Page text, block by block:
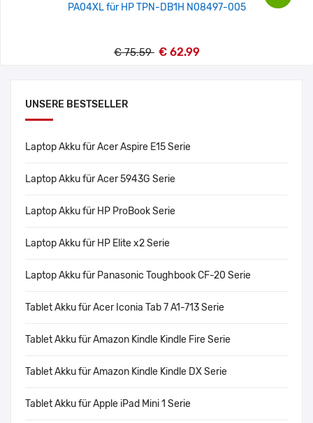
UNSERE BESTSELLER
Laptop Akku für Acer Aspire E15 Serie
Laptop Akku für Acer 5943G Serie
Laptop Akku für HP ProBook Serie
Laptop Akku für HP Elite x2 Serie
Laptop Akku für Panasonic Toughbook CF-20 Serie
Tablet Akku für Acer Iconia Tab 7 A1-713 Serie
Tablet Akku für Amazon Kindle Kindle Fire Serie
Tablet Akku für Amazon Kindle Kindle DX Serie
Tablet Akku für Apple iPad Mini 1 Serie
PA04XL für HP TPN-DB1H N08497-005
€ 75.59 € 62.99